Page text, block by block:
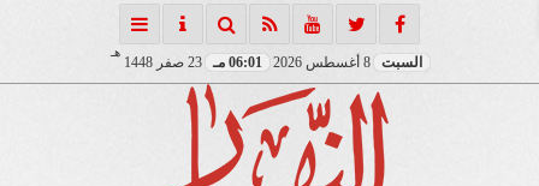
السبت 8 أغسطس 2026 06:01 مـ 23 صفر 1448
هـ